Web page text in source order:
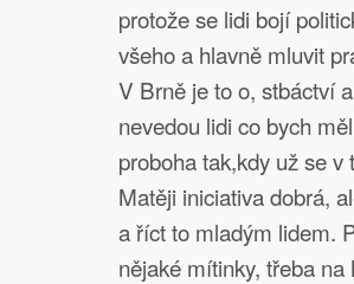
protože se lidi bojí
všeho a hlavně mluvit
V Brně je to o, stbáctví
nevedou lidi co bych
proboha tak,kdy už se
Matěji iniciativa dobrá,
a říct to mladým lidem.
nějaké mítinky, třeba na